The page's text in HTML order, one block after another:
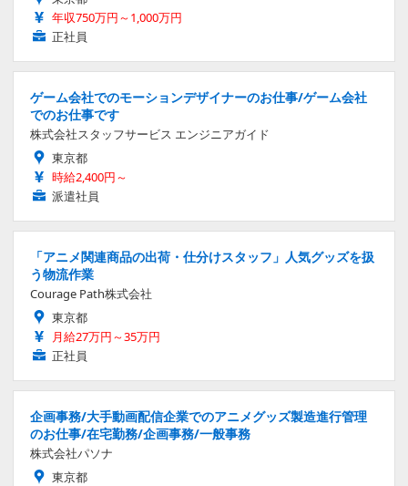
年収750万円～1,000万円
正社員
ゲーム会社でのモーションデザイナーのお仕事/ゲーム会社
でのお仕事です
株式会社スタッフサービス エンジニアガイド
東京都
時給2,400円～
派遣社員
「アニメ関連商品の出荷・仕分けスタッフ」人気グッズを扱
う物流作業
Courage Path株式会社
東京都
月給27万円～35万円
正社員
企画事務/大手動画配信企業でのアニメグッズ製造進行管理
のお仕事/在宅勤務/企画事務/一般事務
株式会社パソナ
東京都